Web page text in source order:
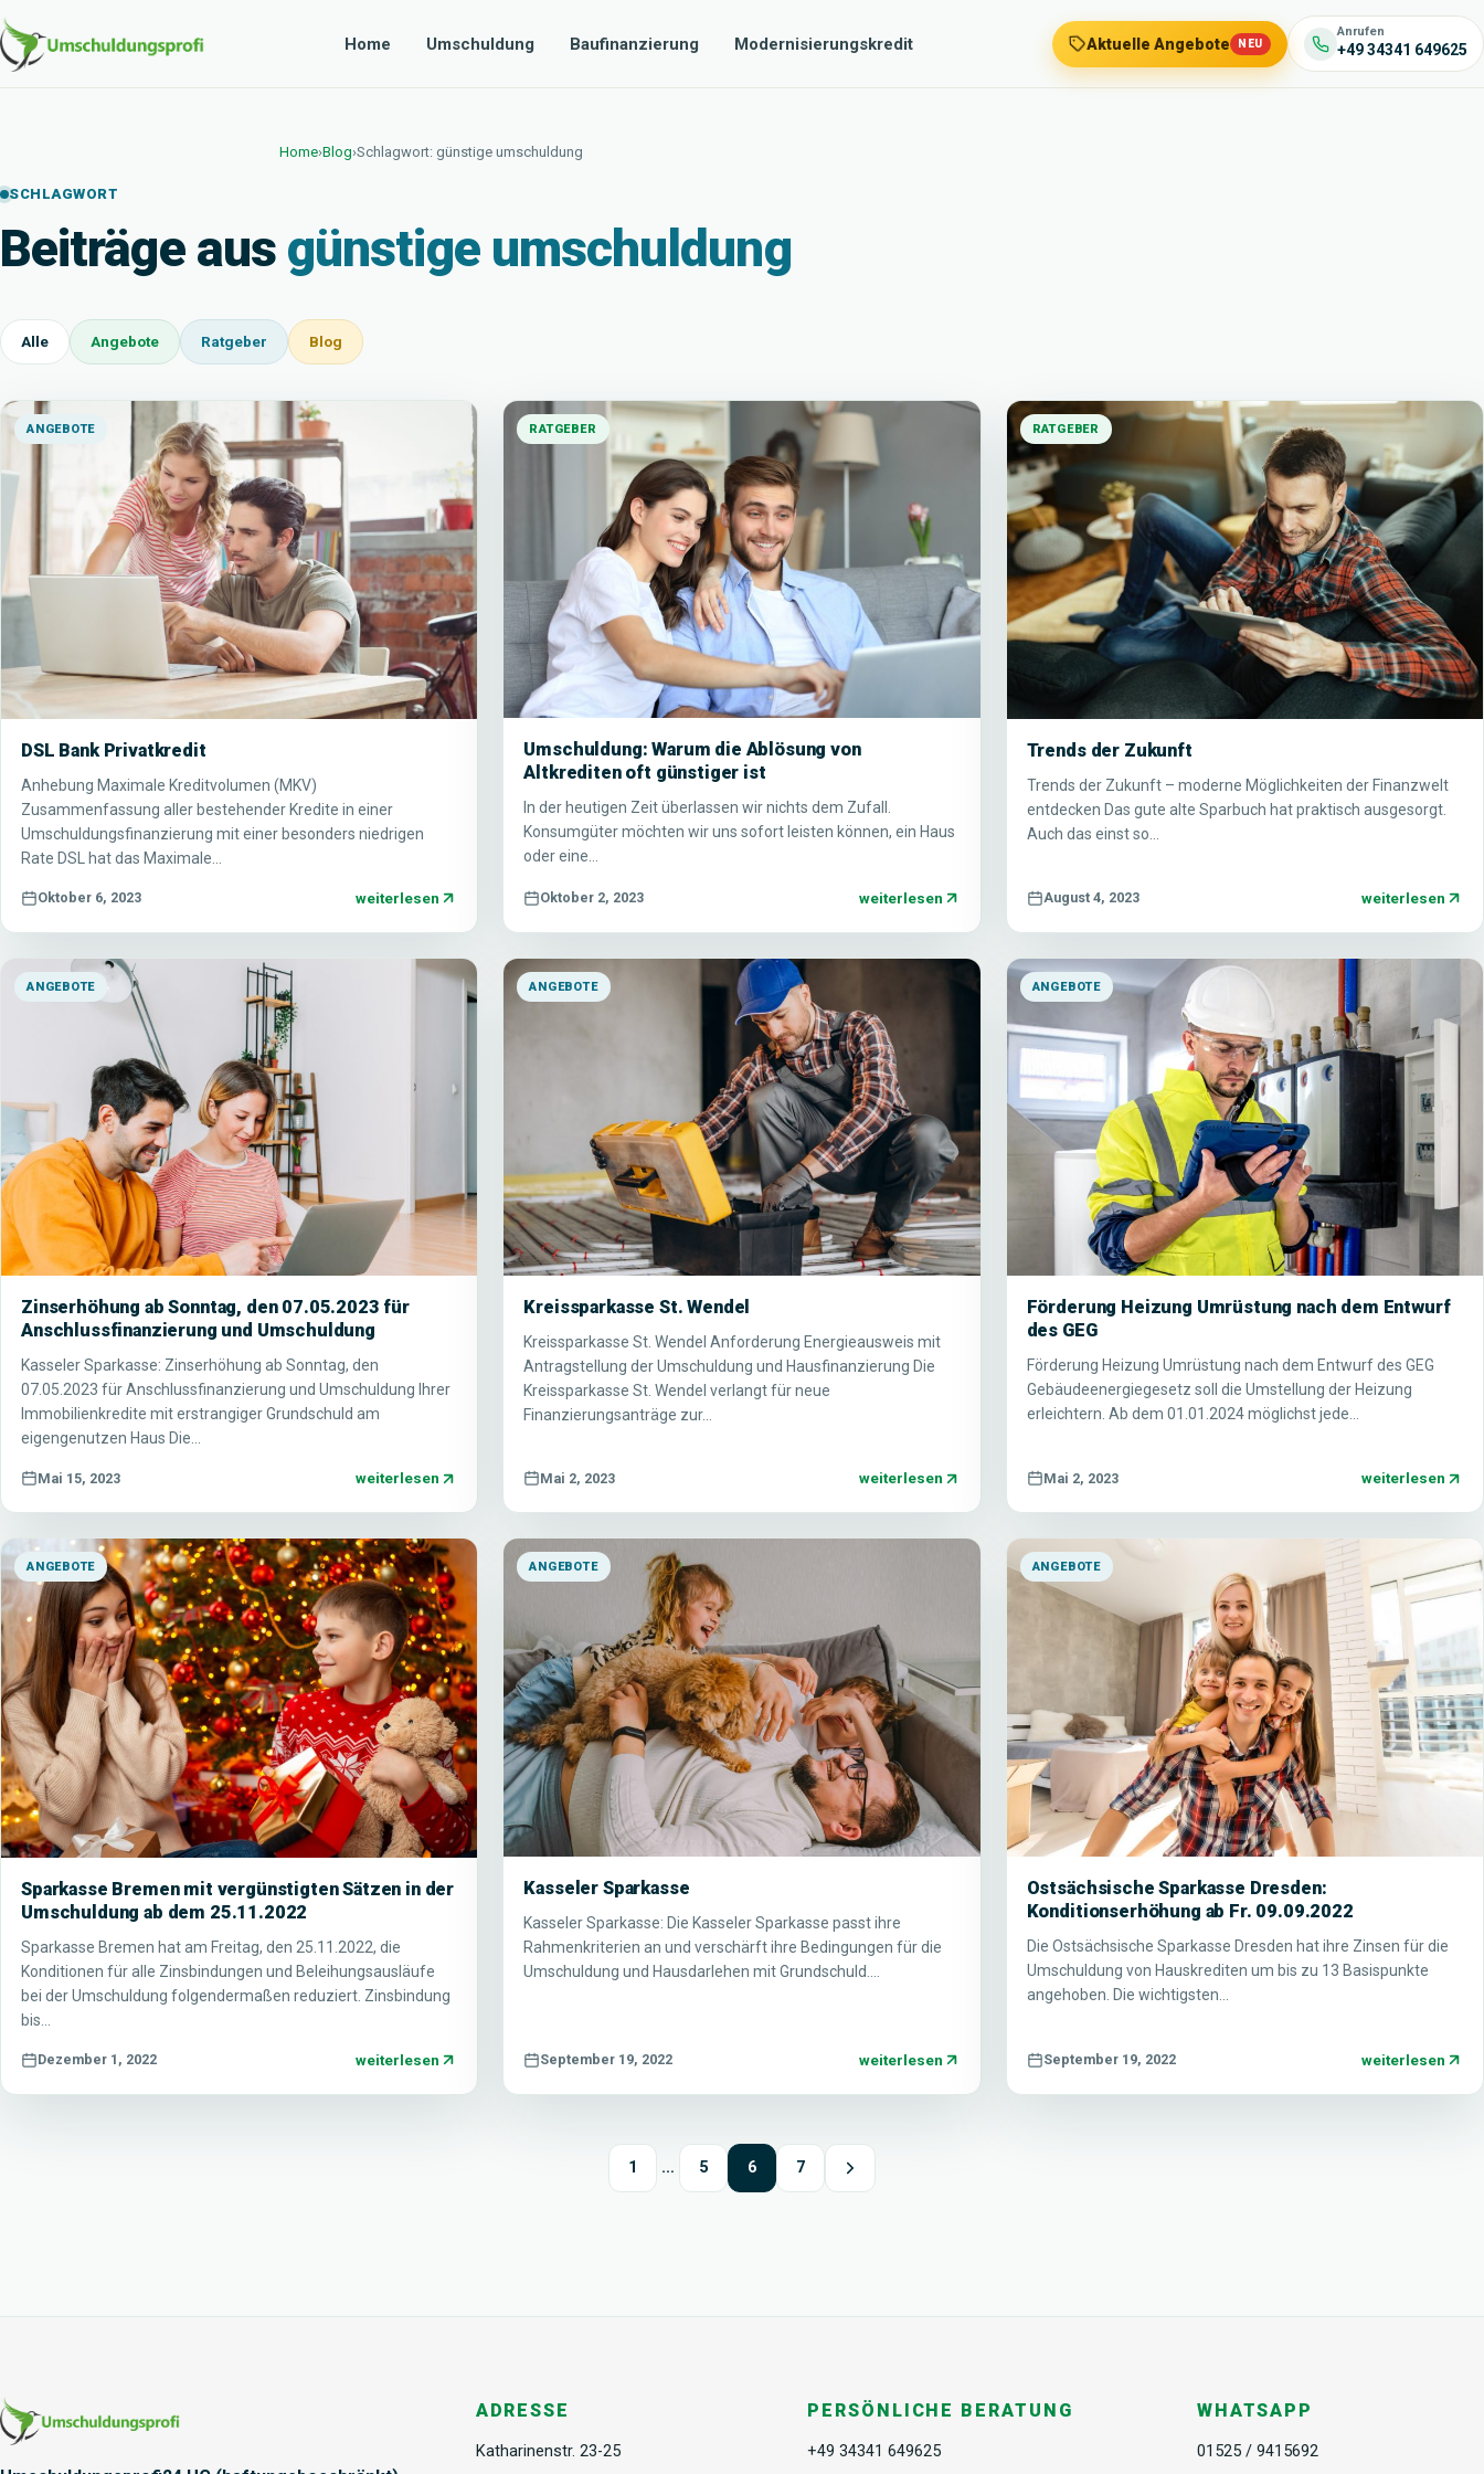
Home Umschuldung Baufinanzierung Modernisierungskredit Aktuelle Angebote NEU
Anrufen
+49 34341 649625
Home›Blog›Schlagwort: günstige umschuldung
SCHLAGWORT
Beiträge aus günstige umschuldung
Alle Angebote Ratgeber Blog
ANGEBOTE
DSL Bank Privatkredit
Anhebung Maximale Kreditvolumen (MKV)
Zusammenfassung aller bestehender Kredite in einer
Umschuldungsfinanzierung mit einer besonders niedrigen
Rate DSL hat das Maximale…
Oktober 6, 2023 weiterlesen
RATGEBER
Umschuldung: Warum die Ablösung von
Altkrediten oft günstiger ist
In der heutigen Zeit überlassen wir nichts dem Zufall.
Konsumgüter möchten wir uns sofort leisten können, ein Haus
oder eine…
Oktober 2, 2023 weiterlesen
RATGEBER
Trends der Zukunft
Trends der Zukunft – moderne Möglichkeiten der Finanzwelt
entdecken Das gute alte Sparbuch hat praktisch ausgesorgt.
Auch das einst so…
August 4, 2023 weiterlesen
ANGEBOTE
Zinserhöhung ab Sonntag, den 07.05.2023 für
Anschlussfinanzierung und Umschuldung
Kasseler Sparkasse: Zinserhöhung ab Sonntag, den
07.05.2023 für Anschlussfinanzierung und Umschuldung Ihrer
Immobilienkredite mit erstrangiger Grundschuld am
eigengenutzen Haus Die…
Mai 15, 2023 weiterlesen
ANGEBOTE
Kreissparkasse St. Wendel
Kreissparkasse St. Wendel Anforderung Energieausweis mit
Antragstellung der Umschuldung und Hausfinanzierung Die
Kreissparkasse St. Wendel verlangt für neue
Finanzierungsanträge zur…
Mai 2, 2023 weiterlesen
ANGEBOTE
Förderung Heizung Umrüstung nach dem Entwurf
des GEG
Förderung Heizung Umrüstung nach dem Entwurf des GEG
Gebäudeenergiegesetz soll die Umstellung der Heizung
erleichtern. Ab dem 01.01.2024 möglichst jede…
Mai 2, 2023 weiterlesen
ANGEBOTE
Sparkasse Bremen mit vergünstigten Sätzen in der
Umschuldung ab dem 25.11.2022
Sparkasse Bremen hat am Freitag, den 25.11.2022, die
Konditionen für alle Zinsbindungen und Beleihungsausläufe
bei der Umschuldung folgendermaßen reduziert. Zinsbindung
bis…
Dezember 1, 2022 weiterlesen
ANGEBOTE
Kasseler Sparkasse
Kasseler Sparkasse: Die Kasseler Sparkasse passt ihre
Rahmenkriterien an und verschärft ihre Bedingungen für die
Umschuldung und Hausdarlehen mit Grundschuld.…
September 19, 2022 weiterlesen
ANGEBOTE
Ostsächsische Sparkasse Dresden:
Konditionserhöhung ab Fr. 09.09.2022
Die Ostsächsische Sparkasse Dresden hat ihre Zinsen für die
Umschuldung von Hauskrediten um bis zu 13 Basispunkte
angehoben. Die wichtigsten…
September 19, 2022 weiterlesen
1 … 5 6 7
ADRESSE
Katharinenstr. 23-25
PERSÖNLICHE BERATUNG
+49 34341 649625
WHATSAPP
01525 / 9415692